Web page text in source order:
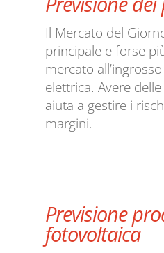
Il Mercato del
principale e forse
mercato
elettrica. Avere
aiuta a gestire i
margini.
Previsione
fotovoltaica